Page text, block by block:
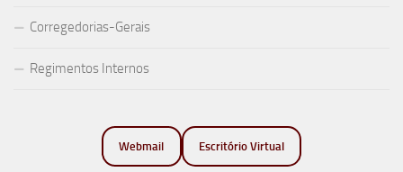
Corregedorias-Gerais
Regimentos Internos
Webmail Escritório Virtual